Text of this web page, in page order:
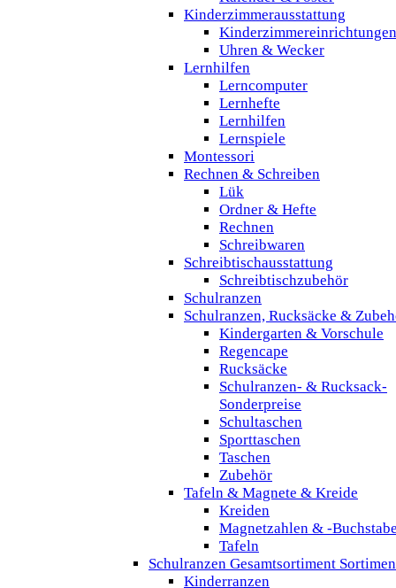
Kinderzimmerausstattung
Kinderzimmereinrichtungen
Uhren & Wecker
Lernhilfen
Lerncomputer
Lernhefte
Lernhilfen
Lernspiele
Montessori
Rechnen & Schreiben
Lük
Ordner & Hefte
Rechnen
Schreibwaren
Schreibtischausstattung
Schreibtischzubehör
Schulranzen
Schulranzen, Rucksäcke &
Kindergarten & Vorschule
Regencape
Rucksäcke
Schulranzen- & Rucksack-
Sonderpreise
Schultaschen
Sporttaschen
Taschen
Zubehör
Tafeln & Magnete & Kreide
Kreiden
Magnetzahlen & -
Tafeln
Schulranzen Gesamtsortiment
Kinderranzen